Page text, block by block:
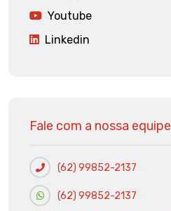
Youtube
Linkedin
Fale com a nossa equipe
(62) 99852-2137
(62) 99852-2137